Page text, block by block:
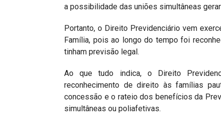
a possibilidade das uniões simultâneas
Portanto, o Direito Previdenciário vem
Família, pois ao longo do tempo foi
tinham previsão legal.
Ao que tudo indica, o Direito
reconhecimento de direito às famílias
concessão e o rateio dos benefícios da
simultâneas ou poliafetivas.